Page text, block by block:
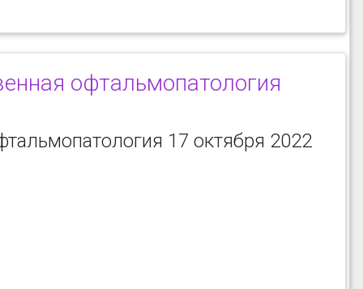
офтальмопатология
17 октября 2022